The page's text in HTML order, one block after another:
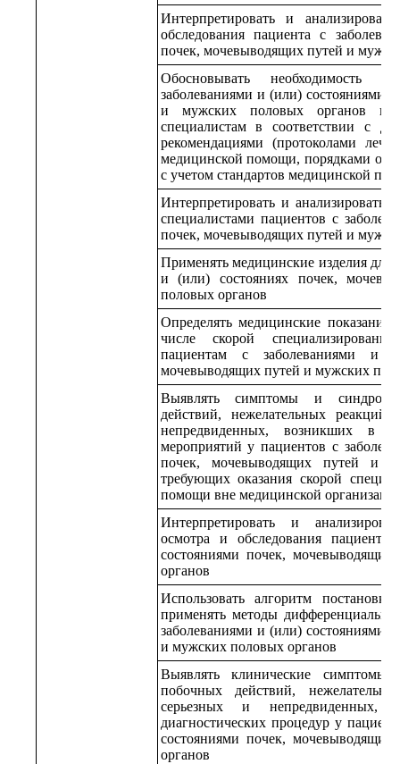
Интерпретировать и
обследования пациента с
почек, мочевыводящих путей и
Обосновывать необходимость
заболеваниями и (или) состояниями
и мужских половых органов на
специалистам в соответствии с
рекомендациями (протоколами
медицинской помощи, порядками
с учетом стандартов медицинской
Интерпретировать и анализировать
специалистами пациентов с
почек, мочевыводящих путей и
Применять медицинские изделия для
и (или) состояниях почек,
половых органов
Определять медицинские
числе скорой
пациентам с заболеваниями и
мочевыводящих путей и мужских
Выявлять симптомы и
действий, нежелательных
непредвиденных, возникших в
мероприятий у пациентов с
почек, мочевыводящих путей и
требующих оказания скорой
помощи вне медицинской
Интерпретировать и
осмотра и обследования
состояниями почек,
органов
Использовать алгоритм
применять методы
заболеваниями и (или) состояниями
и мужских половых органов
Выявлять клинические
побочных действий,
серьезных и непредвиденных,
диагностических процедур у
состояниями почек,
органов